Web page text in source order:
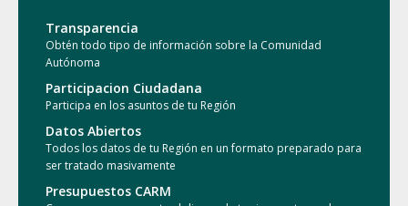
Transparencia
Obtén todo tipo de información sobre la Comunidad
Autónoma
Participacion Ciudadana
Participa en los asuntos de tu Región
Datos Abiertos
Todos los datos de tu Región en un formato preparado para
ser tratado masivamente
Presupuestos CARM